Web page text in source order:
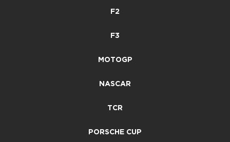
F2
F3
MOTOGP
NASCAR
TCR
PORSCHE CUP